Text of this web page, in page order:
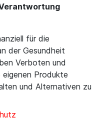
für die
der Gesundheit
Verboten und
Produkte
und Alternativen zu